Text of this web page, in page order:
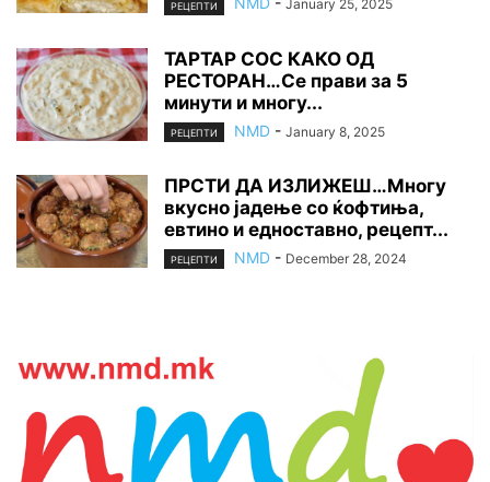
РЕЦЕПТИ January 25, 2025
ТАРТАР СОС КАКО ОД
РЕСТОРАН…Се прави за 5
минути и многу...
РЕЦЕПТИ NMD - January 8, 2025
ПРСТИ ДА ИЗЛИЖЕШ…Многу
вкусно јадење со ќофтиња,
евтино и едноставно, рецепт...
РЕЦЕПТИ NMD - December 28, 2024